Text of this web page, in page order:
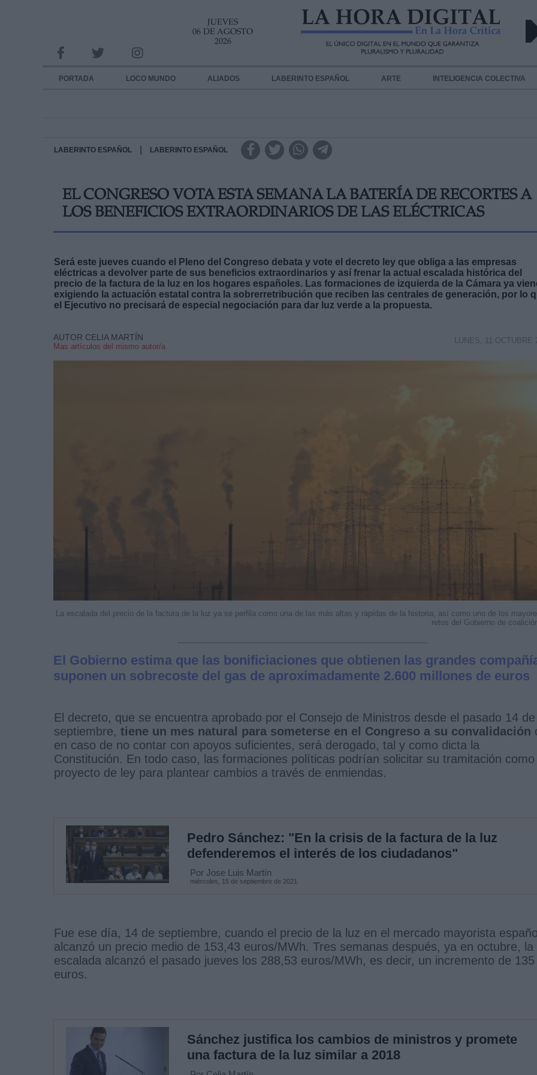
JUEVES
06 DE AGOSTO
2026
PORTADA LOCO MUNDO ALIADOS LABERINTO ESPAÑOL ARTE INTELIGENCIA COLECTIVA
LABERINTO ESPAÑOL LABERINTO ESPAÑOL
EL CONGRESO VOTA ESTA SEMANA LA BATERÍA DE RECORTES A
LOS BENEFICIOS EXTRAORDINARIOS DE LAS ELÉCTRICAS
Será este jueves cuando el Pleno del Congreso debata y vote el decreto ley que obliga a las empresas
eléctricas a devolver parte de sus beneficios extraordinarios y así frenar la actual escalada histórica del
precio de la factura de la luz en los hogares españoles. Las formaciones de izquierda de la Cámara ya
exigiendo la actuación estatal contra la sobrerretribución que reciben las centrales de generación, por lo
el Ejecutivo no precisará de especial negociación para dar luz verde a la propuesta.
AUTOR CELIA MARTÍN
Mas artículos del mismo autor/a
LUNES, 11 OCTUBRE
La escalada del precio de la factura de la luz ya se perfila como una de las más altas y rápidas de la historia, así como uno de los
retos del Gobierno de
El Gobierno estima que las bonificiaciones que obtienen las grandes
suponen un sobrecoste del gas de aproximadamente 2.600 millones de euros
El decreto, que se encuentra aprobado por el Consejo de Ministros desde el pasado 14 de
septiembre, tiene un mes natural para someterse en el Congreso a su convalidación
en caso de no contar con apoyos suficientes, será derogado, tal y como dicta la
Constitución. En todo caso, las formaciones políticas podrían solicitar su tramitación como
proyecto de ley para plantear cambios a través de enmiendas.
Pedro Sánchez: "En la crisis de la factura de la luz
defenderemos el interés de los ciudadanos"
Por Jose Luis Martín
miércoles, 15 de septiembre de 2021
Fue ese día, 14 de septiembre, cuando el precio de la luz en el mercado mayorista
alcanzó un precio medio de 153,43 euros/MWh. Tres semanas después, ya en octubre, la
escalada alcanzó el pasado jueves los 288,53 euros/MWh, es decir, un incremento de 135
euros.
Sánchez justifica los cambios de ministros y promete
una factura de la luz similar a 2018
INFORMACION SOBRE LA PROTECCIÓN DE TUS DATOS
Responsable:
Destinatarios:
link
Información adicional
link